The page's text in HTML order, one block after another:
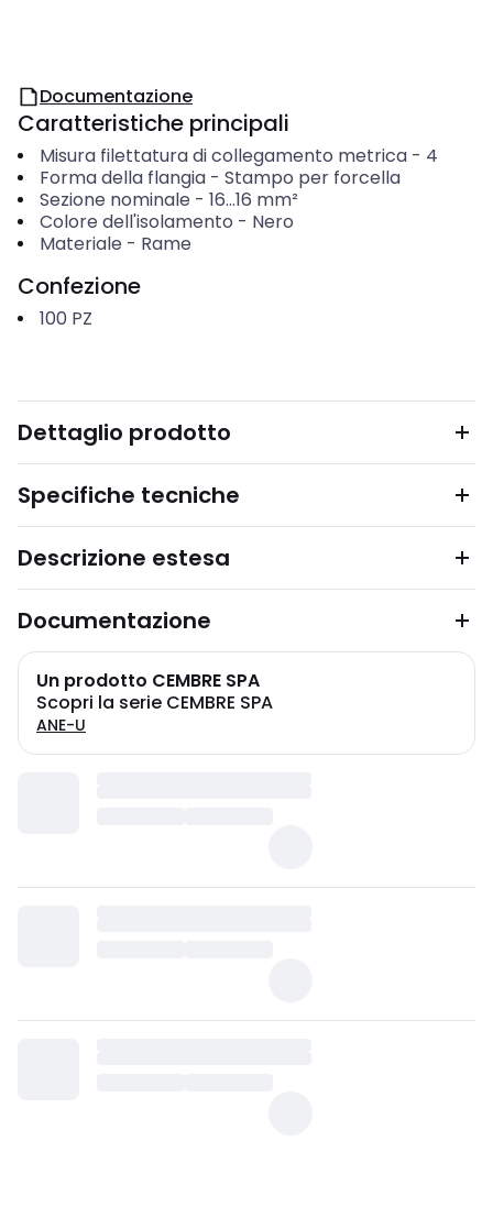
Documentazione
Caratteristiche principali
Misura filettatura di collegamento metrica- 4
Forma della flangia- Stampo per forcella
Sezione nominale - 16...16 mm²
Colore dell'isolamento - Nero
Materiale - Rame
Confezione
100 PZ
Dettaglio prodotto
Specifiche tecniche
Descrizione estesa
Documentazione
Un prodotto CEMBRE SPA
Scopri la serie CEMBRE SPA
ANE-U